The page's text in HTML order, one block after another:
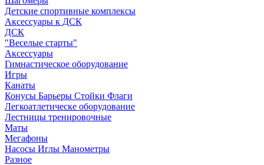
Детские спортивные комплексы
Аксессуары к ДСК
ДСК
"Веселые старты"
Аксессуары
Гимнастическое оборудование
Игры
Канаты
Конусы Барьеры Стойки Флаги
Легкоатлетическе оборудование
Лестницы тренировочные
Маты
Мегафоны
Насосы Иглы Манометры
Разное